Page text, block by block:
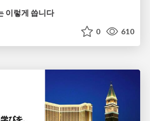
이렇게 씁니다
0 610